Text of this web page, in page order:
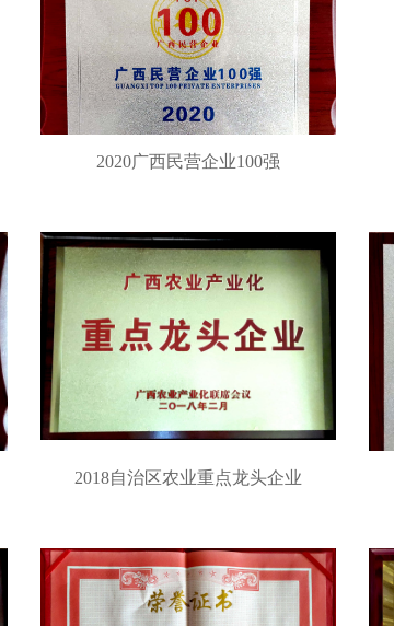
2020广西民营企业100强
2018自治区农业重点龙头企业